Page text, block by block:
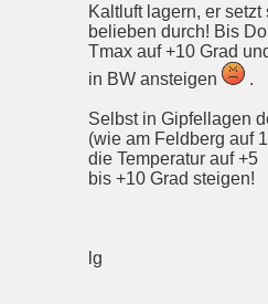
Kaltluft lagern, er setzt
belieben durch! Bis
Tmax auf +10 Grad
in BW ansteigen
.
Selbst in Gipfellagen
(wie am Feldberg auf
die Temperatur auf +5
bis +10 Grad steigen!
lg